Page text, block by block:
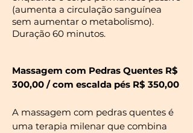
(aumenta a circulação sanguínea
sem aumentar o metabolismo).
Duração 60 minutos.
Massagem com Pedras Quentes R$
300,00 / com escalda pés R$ 350,00
A massagem com pedras quentes é
uma terapia milenar que combina